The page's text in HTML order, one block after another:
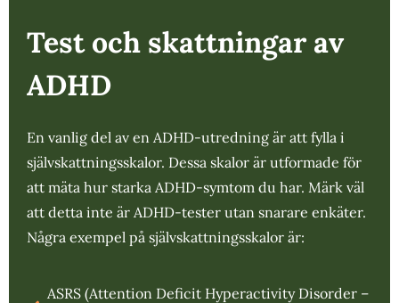
Test och skattningar av
ADHD
En vanlig del av en ADHD-utredning är att fylla i
självskattningsskalor. Dessa skalor är utformade för
att mäta hur starka ADHD-symtom du har. Märk väl
att detta inte är ADHD-tester utan snarare enkäter.
Några exempel på självskattningsskalor är:
ASRS (Attention Deficit Hyperactivity Disorder –